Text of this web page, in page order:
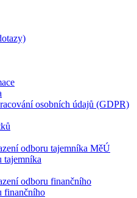
osobních údajů (GDPR)
odboru tajemníka MěÚ
tajemníka
odboru finančního
finančního